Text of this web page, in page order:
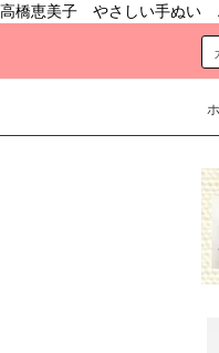
高橋恵美子 やさしい手ぬい